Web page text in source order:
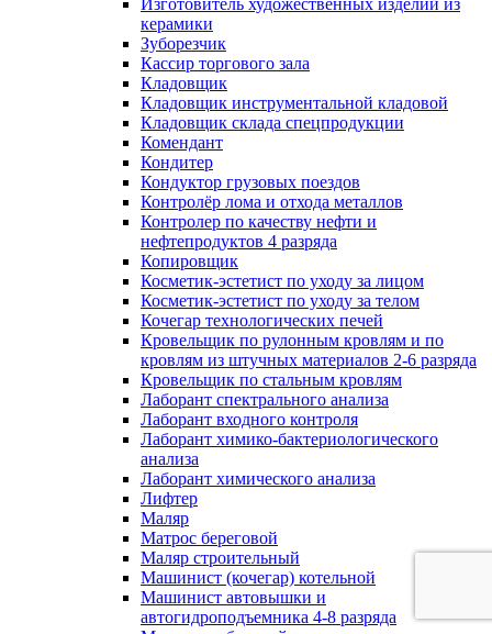
Изготовитель художественных изделий из
керамики
Зуборезчик
Кассир торгового зала
Кладовщик
Кладовщик инструментальной кладовой
Кладовщик склада спецпродукции
Комендант
Кондитер
Кондуктор грузовых поездов
Контролёр лома и отхода металлов
Контролер по качеству нефти и
нефтепродуктов 4 разряда
Копировщик
Косметик-эстетист по уходу за лицом
Косметик-эстетист по уходу за телом
Кочегар технологических печей
Кровельщик по рулонным кровлям и по
кровлям из штучных материалов 2-6 разряда
Кровельщик по стальным кровлям
Лаборант спектрального анализа
Лаборант входного контроля
Лаборант химико-бактериологического
анализа
Лаборант химического анализа
Лифтер
Маляр
Матрос береговой
Маляр строительный
Машинист (кочегар) котельной
Машинист автовышки и
автогидроподъемника 4-8 разряда